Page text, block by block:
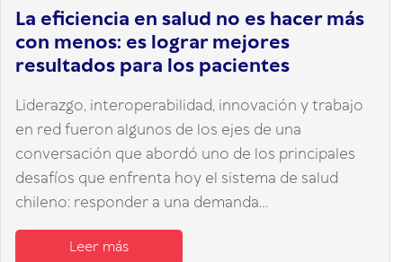
La eficiencia en salud no es hacer más
con menos: es lograr mejores
resultados para los pacientes
Liderazgo, interoperabilidad, innovación y trabajo
en red fueron algunos de los ejes de una
conversación que abordó uno de los principales
desafíos que enfrenta hoy el sistema de salud
chileno: responder a una demanda...
Leer más